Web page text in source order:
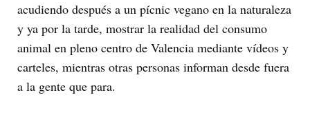
acudiendo después a un pícnic vegano en la naturaleza
y ya por la tarde, mostrar la realidad del consumo
animal en pleno centro de Valencia mediante vídeos y
carteles, mientras otras personas informan desde fuera
a la gente que para.